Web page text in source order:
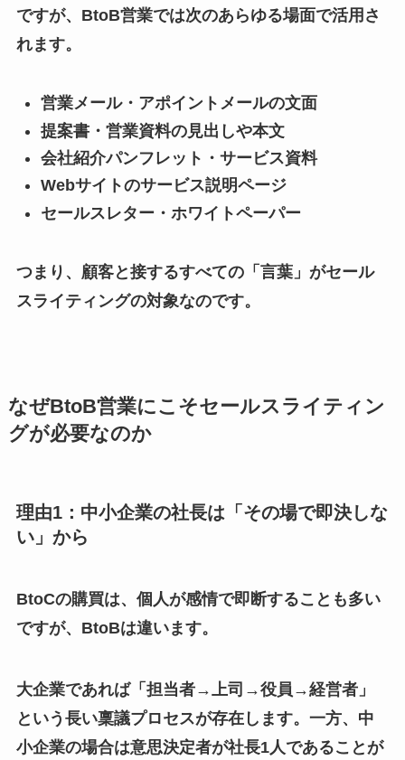
ですが、BtoB営業では次のあらゆる場面で活用さ
れます。
営業メール・アポイントメールの文面
提案書・営業資料の見出しや本文
会社紹介パンフレット・サービス資料
Webサイトのサービス説明ページ
セールスレター・ホワイトペーパー
つまり、顧客と接するすべての「言葉」がセール
スライティングの対象なのです。
なぜBtoB営業にこそセールスライティン
グが必要なのか
理由1：中小企業の社長は「その場で即決しな
い」から
BtoCの購買は、個人が感情で即断することも多い
ですが、BtoBは違います。
大企業であれば「担当者→上司→役員→経営者」
という長い稟議プロセスが存在します。一方、中
小企業の場合は意思決定者が社長1人であることが